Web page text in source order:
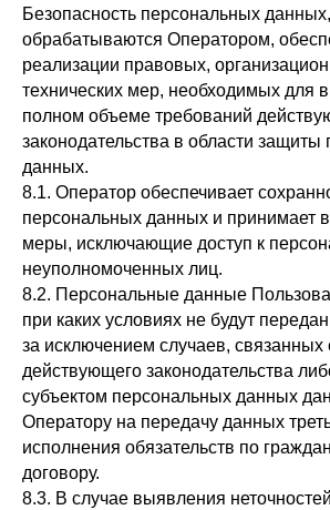
Безопасность персональных
обрабатываются Оператором,
реализации правовых,
технических мер, необходимых для
полном объеме требований
законодательства в области
данных.
8.1. Оператор обеспечивает
персональных данных и принимает
меры, исключающие доступ к
неуполномоченных лиц.
8.2. Персональные данные
при каких условиях не будут
за исключением случаев, связанных
действующего законодательства
субъектом персональных данных
Оператору на передачу данных
исполнения обязательств по
договору.
8.3. В случае выявления